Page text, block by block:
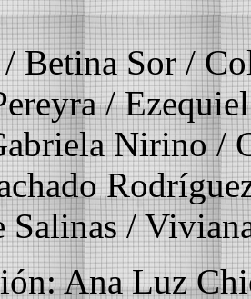
Betina Sor /
/
Nirino /
Salinas /
Ana Luz